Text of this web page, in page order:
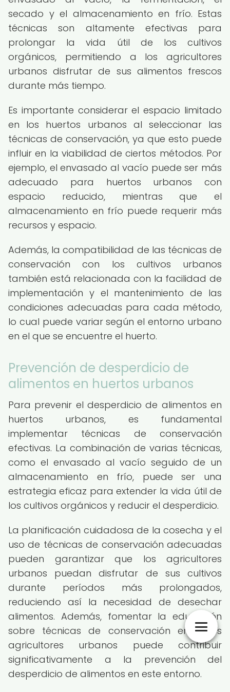
secado y el almacenamiento en frío. Estas
técnicas son altamente efectivas para
prolongar la vida útil de los cultivos
orgánicos, permitiendo a los agricultores
urbanos disfrutar de sus alimentos frescos
durante más tiempo.
Es importante considerar el espacio limitado
en los huertos urbanos al seleccionar las
técnicas de conservación, ya que esto puede
influir en la viabilidad de ciertos métodos. Por
ejemplo, el envasado al vacío puede ser más
adecuado para huertos urbanos con
espacio reducido, mientras que el
almacenamiento en frío puede requerir más
recursos y espacio.
Además, la compatibilidad de las técnicas de
conservación con los cultivos urbanos
también está relacionada con la facilidad de
implementación y el mantenimiento de las
condiciones adecuadas para cada método,
lo cual puede variar según el entorno urbano
en el que se encuentre el huerto.
Prevención de desperdicio de
alimentos en huertos urbanos
Para prevenir el desperdicio de alimentos en
huertos urbanos, es fundamental
implementar técnicas de conservación
efectivas. La combinación de varias técnicas,
como el envasado al vacío seguido de un
almacenamiento en frío, puede ser una
estrategia eficaz para extender la vida útil de
los cultivos orgánicos y reducir el desperdicio.
La planificación cuidadosa de la cosecha y el
uso de técnicas de conservación adecuadas
pueden garantizar que los agricultores
urbanos puedan disfrutar de sus cultivos
durante períodos más prolongados,
reduciendo así la necesidad de desechar
alimentos. Además, fomentar la educación
sobre técnicas de conservación entre los
agricultores urbanos puede contribuir
significativamente a la prevención del
desperdicio de alimentos en este entorno.